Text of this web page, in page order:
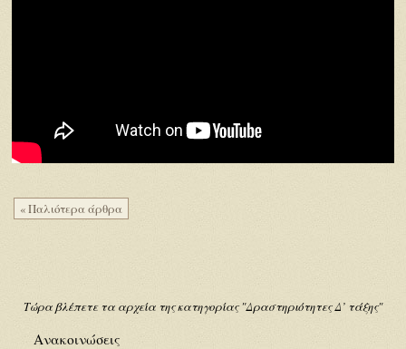
« Παλιότερα άρθρα
Τώρα βλέπετε τα αρχεία της κατηγορίας "Δραστηριότητες Δ’ τάξης"
Ανακοινώσεις